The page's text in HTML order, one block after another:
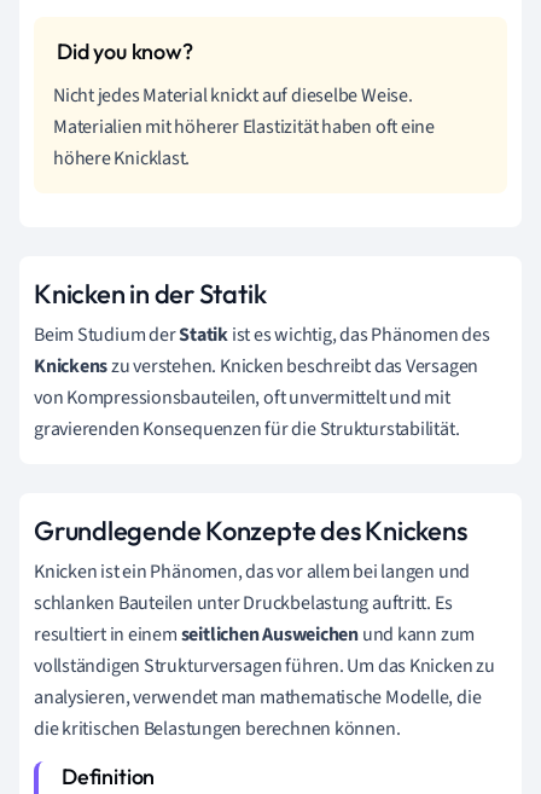
Nicht jedes Material knickt auf dieselbe Weise.
Materialien mit höherer Elastizität haben oft eine
höhere Knicklast.
Knicken in der Statik
Beim Studium derStatikist es wichtig, das Phänomen des
Knickenszu verstehen. Knicken beschreibt das Versagen
von Kompressionsbauteilen, oft unvermittelt und mit
gravierenden Konsequenzen für die Strukturstabilität.
Grundlegende Konzepte des Knickens
Knicken ist ein Phänomen, das vor allem bei langen und
schlanken Bauteilen unter Druckbelastung auftritt. Es
resultiert in einemseitlichen Ausweichenund kann zum
vollständigen Strukturversagen führen. Um das Knicken zu
analysieren, verwendet man mathematische Modelle, die
die kritischen Belastungen berechnen können.